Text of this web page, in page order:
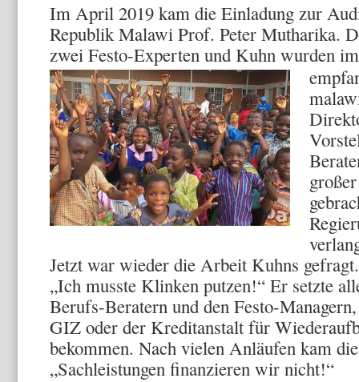
Im April 2019 kam die Einladung zur
Republik Malawi Prof. Peter Mutharika.
zwei Festo-Experten und Kuhn wurden
Jetzt war wieder die Arbeit Kuhns
„Ich musste Klinken putzen!“ Er setzte
Berufs-Beratern und den Festo-
GIZ oder der Kreditanstalt für
bekommen. Nach vielen Anläufen kam
„Sachleistungen finanzieren wir nicht!“